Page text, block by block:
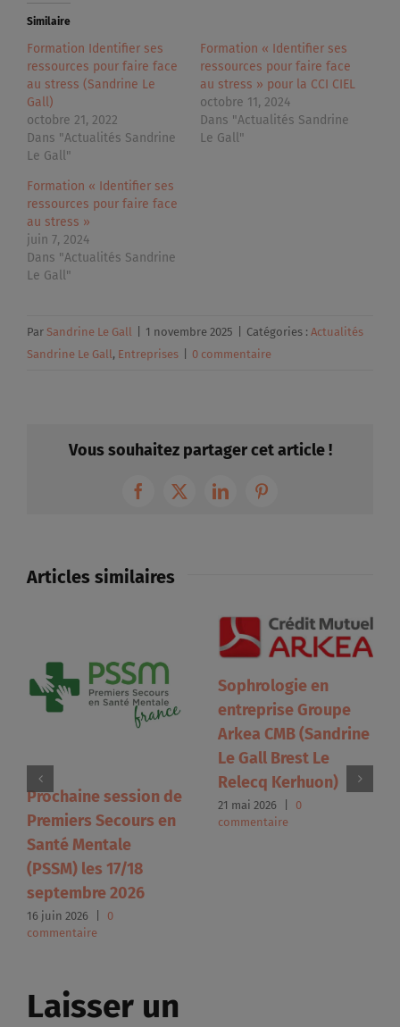
Similaire
Formation Identifier ses
ressources pour faire face
au stress (Sandrine Le
Gall)
octobre 21, 2022
Dans "Actualités Sandrine
Le Gall"
Formation « Identifier ses
ressources pour faire face
au stress » pour la CCI CIEL
octobre 11, 2024
Dans "Actualités Sandrine
Le Gall"
Formation « Identifier ses
ressources pour faire face
au stress »
juin 7, 2024
Dans "Actualités Sandrine
Le Gall"
Par Sandrine Le Gall 1 novembre 2025 Catégories : Actualités
Sandrine Le Gall , Entreprises 0 commentaire
Vous souhaitez partager cet article !
Facebook
X LinkedInPinterest
Articles similaires
Prochaine session de
Premiers Secours en
Santé Mentale
(PSSM) les 17/18
septembre 2026
16 juin 2026
0
commentaire
Sophrologie en
entreprise Groupe
Arkea CMB (Sandrine
Le Gall Brest Le
Relecq Kerhuon)
21 mai 2026
0
commentaire
Laisser un